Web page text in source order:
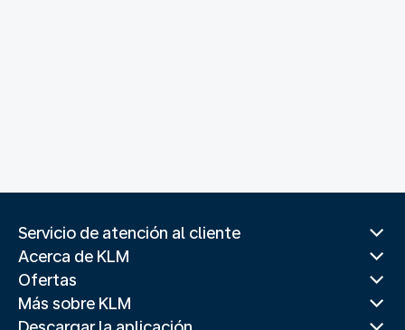
Servicio de atención al cliente
Acerca de KLM
Ofertas
Más sobre KLM